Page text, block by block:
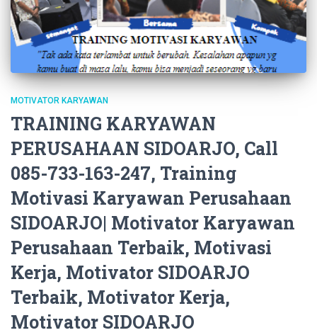
MOTIVATOR KARYAWAN
TRAINING KARYAWAN
PERUSAHAAN SIDOARJO, Call
085-733-163-247, Training
Motivasi Karyawan Perusahaan
SIDOARJO| Motivator Karyawan
Perusahaan Terbaik, Motivasi
Kerja, Motivator SIDOARJO
Terbaik, Motivator Kerja,
Motivator SIDOARJO